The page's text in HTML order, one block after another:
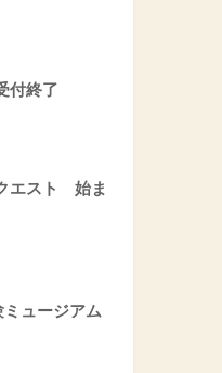
付終了
エスト 始ま
ュージアム